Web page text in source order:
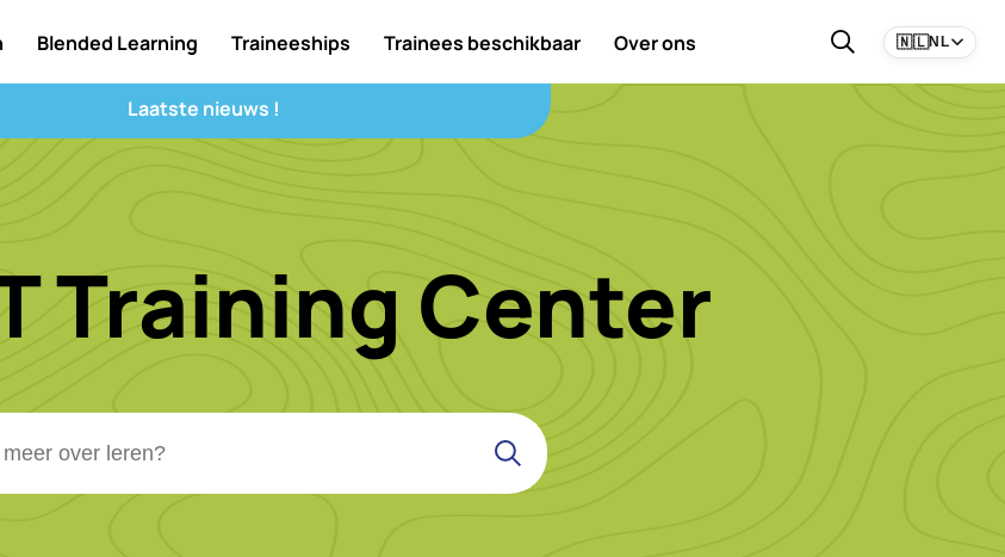
Blended Learning Traineeships Trainees beschikbaar Over ons 🇳🇱NL
Laatste nieuws !
Training Center